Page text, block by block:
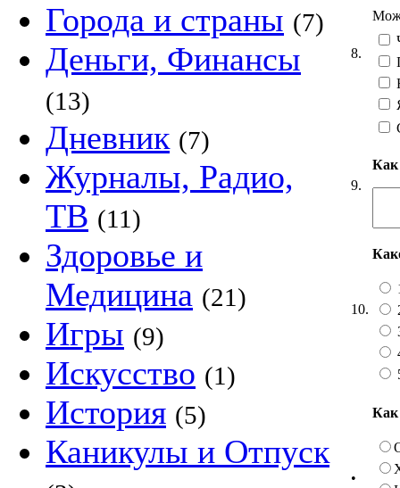
Города и страны (7)
Деньги, Финансы
(13)
Дневник (7)
Журналы, Радио,
ТВ (11)
Здоровье и
Медицина (21)
Игры (9)
Искусство (1)
История (5)
Каникулы и Отпуск
8.
9.
Как
10.
•
Как